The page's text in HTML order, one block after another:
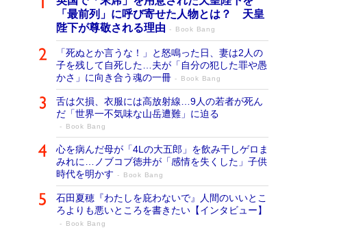
「最前列」に呼び寄せた人物とは？ 天皇
陛下が尊敬される理由
Book Bang
「死ぬとか言うな！」と怒鳴った日、妻は2人の
子を残して自死した…夫が「自分の犯した罪や愚
かさ」に向き合う魂の一冊
Book Bang
舌は欠損、衣服には高放射線…9人の若者が死ん
だ「世界一不気味な山岳遭難」に迫る
Book Bang
心を病んだ母が「4Lの大五郎」を飲み干しゲロま
みれに…ノブコブ徳井が「感情を失くした」子供
時代を明かす
Book Bang
石田夏穂『わたしを庇わないで』人間のいいとこ
ろよりも悪いところを書きたい【インタビュー】
Book Bang